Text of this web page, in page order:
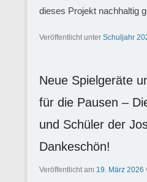
dieses Projekt nachhaltig
Veröffentlicht unter Schuljahr
Neue Spielgeräte
für die Pausen –
und Schüler der
Dankeschön!
Veröffentlicht am 19. März 2026